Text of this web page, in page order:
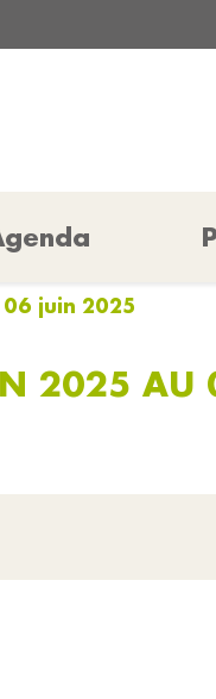
juin 2025
2025